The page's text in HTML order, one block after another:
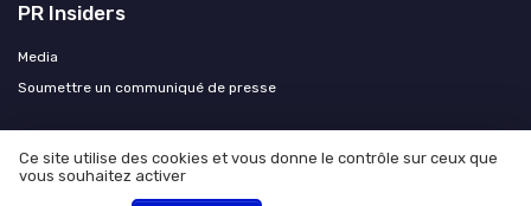
PR Insiders
Media
Soumettre un communiqué de presse
Mentions légales
Ce site utilise des cookies et vous donne le contrôle sur ceux que
vous souhaitez activer